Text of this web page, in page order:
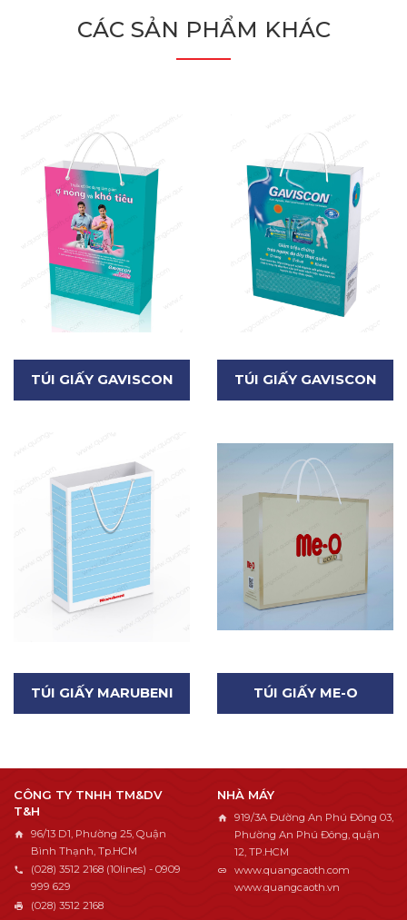
CÁC SẢN PHẨM KHÁC
TÚI GIẤY GAVISCON TÚI GIẤY GAVISCON
TÚI GIẤY MARUBENI TÚI GIẤY ME-O
CÔNG TY TNHH TM&DV
T&H
96/13 D1, Phường 25, Quận
Bình Thạnh, Tp.HCM
(028) 3512 2168 (10lines) - 0909
999 629
(028) 3512 2168
NHÀ MÁY
919/3A Đường An Phú Đông 03,
Phường An Phú Đông, quận
12, TP.HCM
www.quangcaoth.com
www.quangcaoth.vn